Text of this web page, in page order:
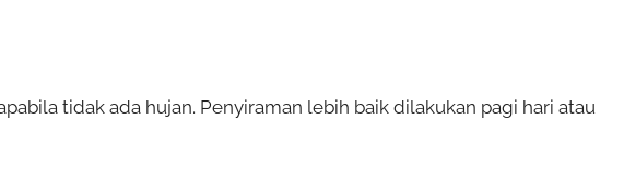
tidak ada hujan. Penyiraman lebih baik dilakukan pagi hari atau